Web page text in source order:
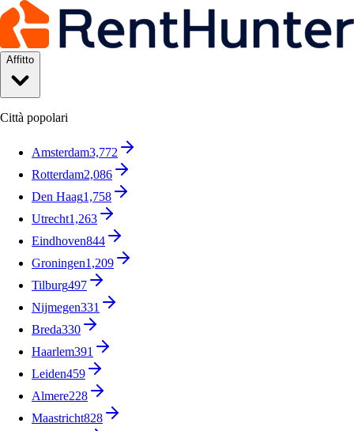
Affitto
Città popolari
Amsterdam3,772
Rotterdam2,086
Den Haag1,758
Utrecht1,263
Eindhoven844
Groningen1,209
Tilburg497
Nijmegen331
Breda330
Haarlem391
Leiden459
Almere228
Maastricht828